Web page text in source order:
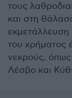
τους
και στη
του χρήματος
νεκρούς, όπως
Λέσβο και